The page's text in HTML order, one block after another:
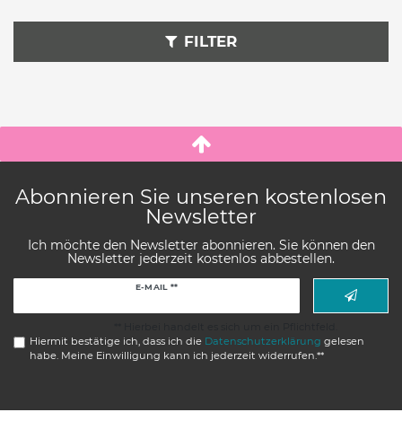
FILTER
Abonnieren Sie unseren kostenlosen
Newsletter
Ich möchte den Newsletter abonnieren. Sie können den
Newsletter jederzeit kostenlos abbestellen.
E-MAIL **
Hiermit bestätige ich, dass ich die Daten­schutz­erklärung gelesen
habe. Meine Einwilligung kann ich jederzeit widerrufen.**